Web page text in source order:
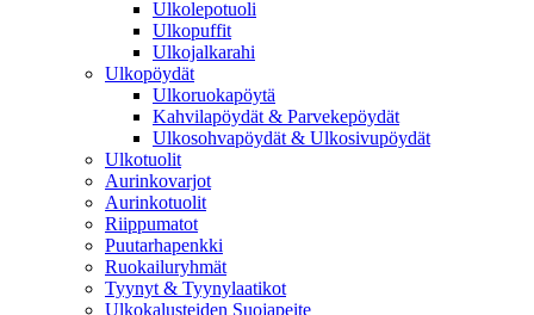
Ulkolepotuoli
Ulkopuffit
Ulkojalkarahi
Ulkopöydät
Ulkoruokapöytä
Kahvilapöydät & Parvekepöydät
Ulkosohvapöydät & Ulkosivupöydät
Ulkotuolit
Aurinkovarjot
Aurinkotuolit
Riippumatot
Puutarhapenkki
Ruokailuryhmät
Tyynyt & Tyynylaatikot
Ulkokalusteiden Suojapeite